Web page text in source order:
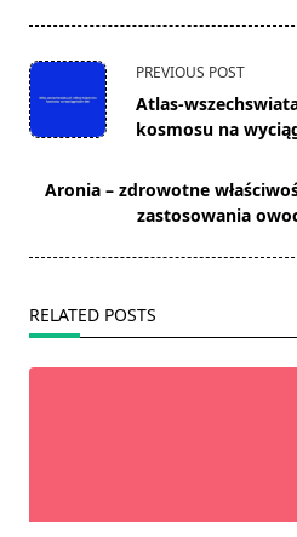
<span
class="nav-
subtitle
reader-
text">Page</span>
PREVIOUS POST
Atlas-
kosmosu na
Aronia – zdrowotne
zastosowania
RELATED POSTS